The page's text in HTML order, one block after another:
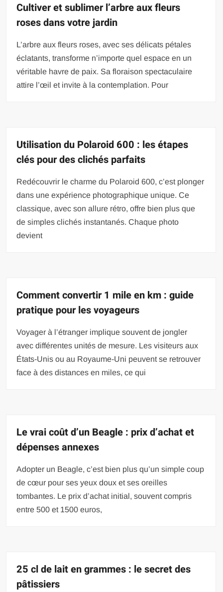
Cultiver et sublimer l’arbre aux fleurs
roses dans votre jardin
L’arbre aux fleurs roses, avec ses délicats pétales
éclatants, transforme n’importe quel espace en un
véritable havre de paix. Sa floraison spectaculaire
attire l’œil et invite à la contemplation. Pour
Utilisation du Polaroid 600 : les étapes
clés pour des clichés parfaits
Redécouvrir le charme du Polaroid 600, c’est plonger
dans une expérience photographique unique. Ce
classique, avec son allure rétro, offre bien plus que
de simples clichés instantanés. Chaque photo
devient
Comment convertir 1 mile en km : guide
pratique pour les voyageurs
Voyager à l’étranger implique souvent de jongler
avec différentes unités de mesure. Les visiteurs aux
États-Unis ou au Royaume-Uni peuvent se retrouver
face à des distances en miles, ce qui
Le vrai coût d’un Beagle : prix d’achat et
dépenses annexes
Adopter un Beagle, c’est bien plus qu’un simple coup
de cœur pour ses yeux doux et ses oreilles
tombantes. Le prix d’achat initial, souvent compris
entre 500 et 1500 euros,
25 cl de lait en grammes : le secret des
pâtissiers